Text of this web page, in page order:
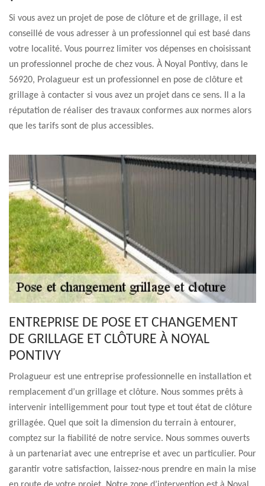
Si vous avez un projet de pose de clôture et de grillage, il est
conseillé de vous adresser à un professionnel qui est basé dans
votre localité. Vous pourrez limiter vos dépenses en choisissant
un professionnel proche de chez vous. À Noyal Pontivy, dans le
56920, Prolagueur est un professionnel en pose de clôture et
grillage à contacter si vous avez un projet dans ce sens. Il a la
réputation de réaliser des travaux conformes aux normes alors
que les tarifs sont de plus accessibles.
ENTREPRISE DE POSE ET CHANGEMENT
DE GRILLAGE ET CLÔTURE À NOYAL
PONTIVY
Prolagueur est une entreprise professionnelle en installation et
remplacement d’un grillage et clôture. Nous sommes prêts à
intervenir intelligemment pour tout type et tout état de clôture
grillagée. Quel que soit la dimension du terrain à entourer,
comptez sur la fiabilité de notre service. Nous sommes ouverts
à un partenariat avec une entreprise et avec un particulier. Pour
garantir votre satisfaction, laissez-nous prendre en main la mise